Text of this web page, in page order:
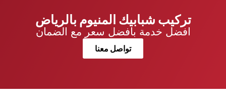
تركيب شبابيك المنيوم بالرياض
افضل خدمة بافضل سعر مع الضمان
تواصل معنا